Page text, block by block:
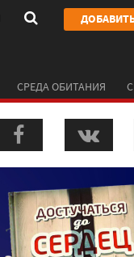
СРЕДА ОБИТАНИЯ